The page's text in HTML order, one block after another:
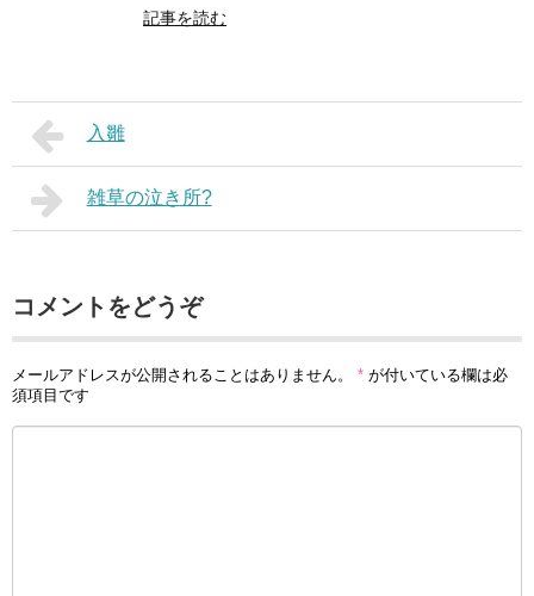
記事を読む
入雛
雑草の泣き所?
コメントをどうぞ
メールアドレスが公開されることはありません。 * が付いている欄は必
須項目です